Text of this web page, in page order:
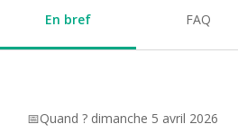
En bref FAQ
📅Quand ? dimanche 5 avril 2026